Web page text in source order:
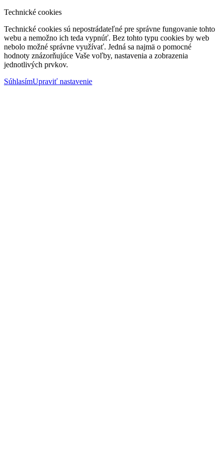
Technické cookies
Technické cookies sú nepostrádateľné pre správne fungovanie tohto
webu a nemožno ich teda vypnúť. Bez tohto typu cookies by web
nebolo možné správne využívať. Jedná sa najmä o pomocné
hodnoty znázorňujúce Vaše voľby, nastavenia a zobrazenia
jednotlivých prvkov.
SúhlasímUpraviť nastavenie